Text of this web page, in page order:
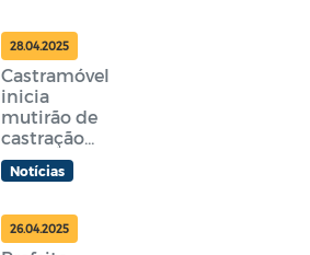
28.04.2025
Castramóvel
inicia
mutirão de
castração
gratuita em
Araruama
feira
Notícias
26.04.2025